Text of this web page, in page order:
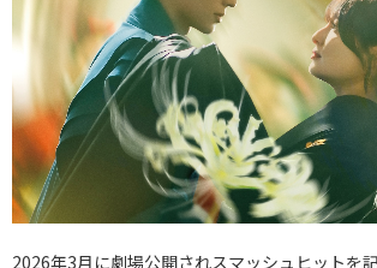
2026年3月に劇場公開されスマッシュヒットを